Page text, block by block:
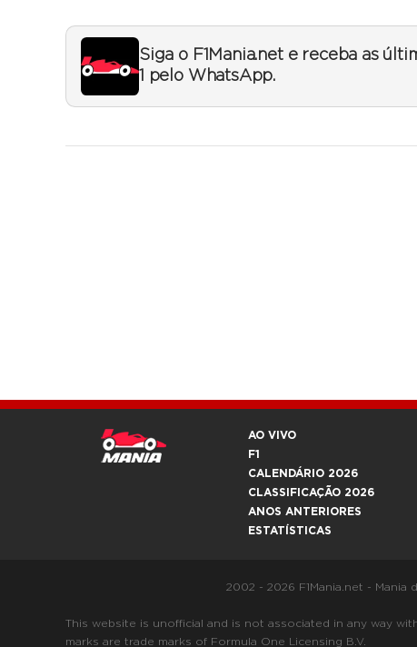
Siga o F1Mania.net e receba as
1 pelo WhatsApp.
AO VIVO
F1
CALENDÁRIO 2026
CLASSIFICAÇÃO 2026
ANOS ANTERIORES
ESTATÍSTICAS
2002 - 2026 F1Mania.net -
This website is unofficial and is not associated in any way with
marks are trade marks of Formula One Licensing B.V.